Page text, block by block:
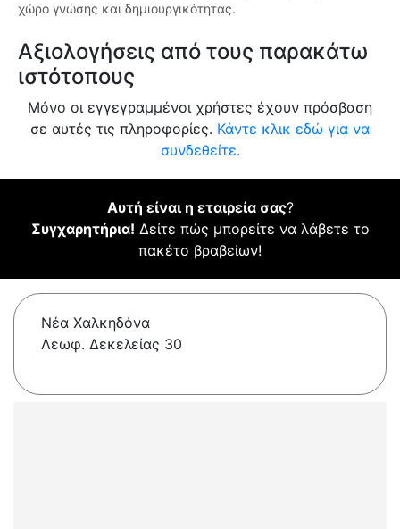
χώρο γνώσης και δημιουργικότητας.
Αξιολογήσεις από τους παρακάτω
ιστότοπους
Μόνο οι εγγεγραμμένοι χρήστες έχουν πρόσβαση
σε αυτές τις πληροφορίες. Κάντε κλικ εδώ για να
συνδεθείτε.
Αυτή είναι η εταιρεία σας?
Συγχαρητήρια! Δείτε πώς μπορείτε να λάβετε το
πακέτο βραβείων!
Νέα Χαλκηδόνα
Λεωφ. Δεκελείας 30